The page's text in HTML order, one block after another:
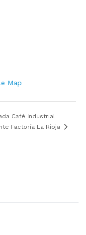
Map
Café Industrial
Factoría La Rioja